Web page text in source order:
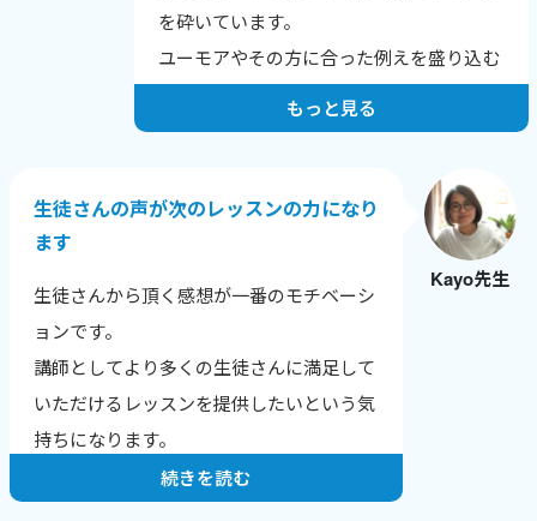
を砕いています。
ユーモアやその方に合った例えを盛り込む
もっと見る
Kayo先生
生徒さんの声が次のレッスンの力になり
ます
生徒さんから頂く感想が一番のモチベーシ
ョンです。
講師としてより多くの生徒さんに満足して
いただけるレッスンを提供したいという気
持ちになります。
続きを読む